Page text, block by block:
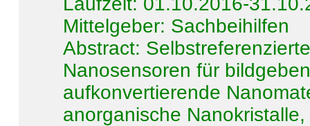
Mittelgeber: Sachbeihilfen
Abstract:
Nanosensoren für
aufkonvertierende
anorganische